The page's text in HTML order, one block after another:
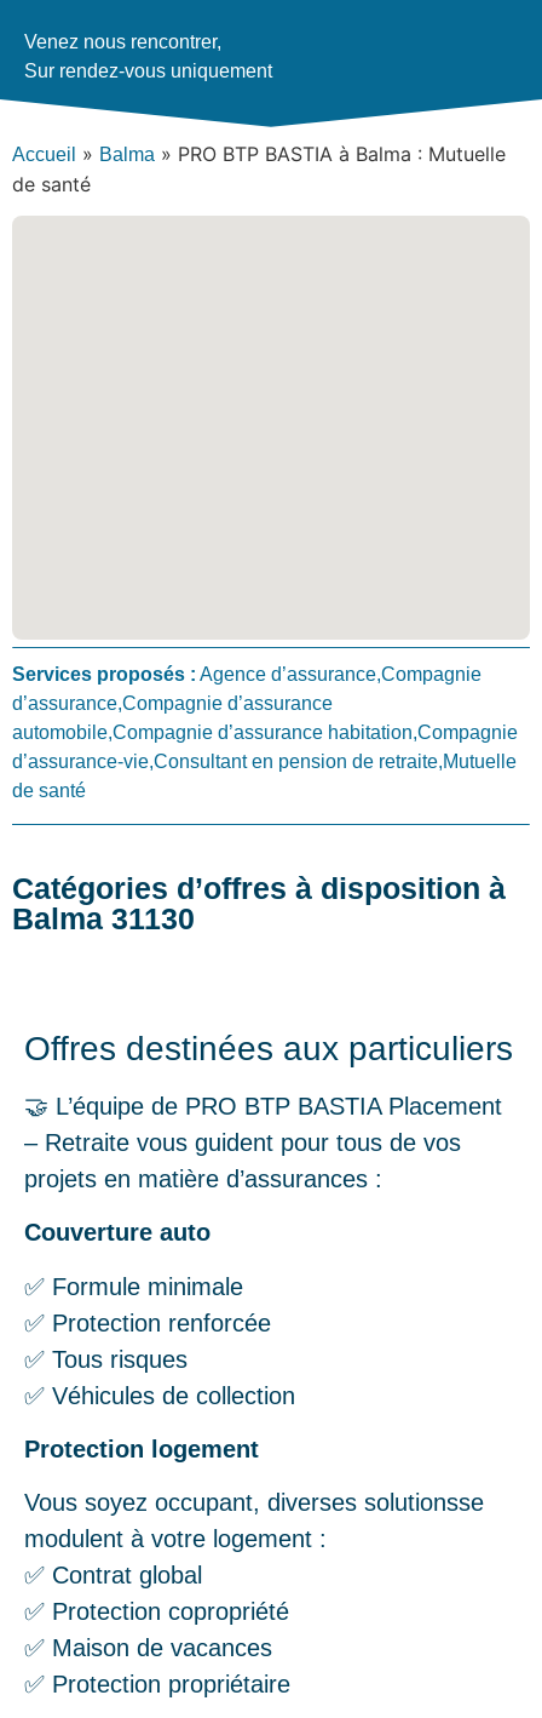
Venez nous rencontrer,
Sur rendez-vous uniquement
Accueil » Balma » PRO BTP BASTIA à Balma : Mutuelle
de santé
Services proposés : Agence d’assurance,Compagnie
d’assurance,Compagnie d’assurance
automobile,Compagnie d’assurance habitation,Compagnie
d’assurance-vie,Consultant en pension de retraite,Mutuelle
de santé
Catégories d’offres à disposition à
Balma 31130
Offres destinées aux particuliers
🤝 L’équipe de PRO BTP BASTIA Placement
– Retraite vous guident pour tous de vos
projets en matière d’assurances :
Couverture auto
✅ Formule minimale
✅ Protection renforcée
✅ Tous risques
✅ Véhicules de collection
Protection logement
Vous soyez occupant, diverses solutionsse
modulent à votre logement :
✅ Contrat global
✅ Protection copropriété
✅ Maison de vacances
✅ Protection propriétaire